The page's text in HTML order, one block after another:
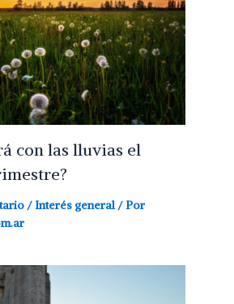
con las lluvias el
/ Interés general / Por